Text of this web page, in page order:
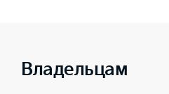
Владельцам